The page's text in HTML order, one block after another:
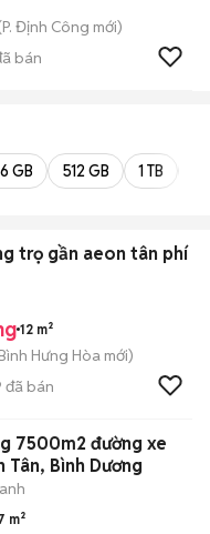
P. Định Công mới)
bán
GB 512 GB 1 TB
trọ gần aeon tân phí
12 m²
Hưng Hòa mới)
đã bán
7500m2 đường xe
Bình Dương
m²